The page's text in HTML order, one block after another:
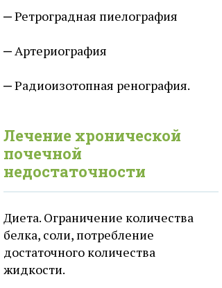
Ретроградная пиелография
Артериография
Радиоизотопная ренография.
Лечение хронической
почечной
недостаточности
Диета. Ограничение количества
белка, соли, потребление
достаточного количества
жидкости.